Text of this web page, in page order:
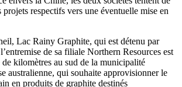
projets respectifs vers une éventuelle mise en
Lac Rainy Graphite, qui est détenu par
de sa filiale Northern Resources est
kilomètres au sud de la municipalité
australienne, qui souhaite approvisionner le
en produits de graphite destinés